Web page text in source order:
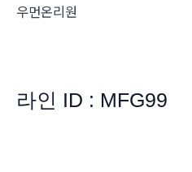
우먼온리원
라인 ID : MFG99